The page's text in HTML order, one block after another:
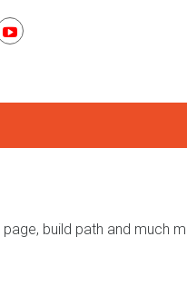
build path and much